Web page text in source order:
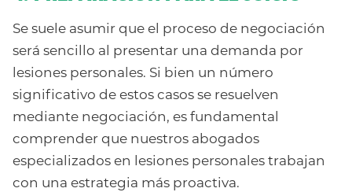
Se suele asumir que el proceso de negociación
será sencillo al presentar una demanda por
lesiones personales. Si bien un número
significativo de estos casos se resuelven
mediante negociación, es fundamental
comprender que nuestros abogados
especializados en lesiones personales trabajan
con una estrategia más proactiva.